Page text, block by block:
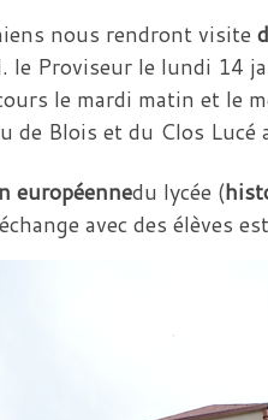
nous rendront visite
le Proviseur le lundi 14
le mardi matin et le
de Blois et du Clos Lucé
européennedu lycée (
avec des élèves